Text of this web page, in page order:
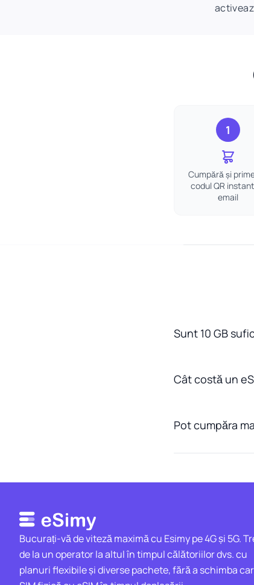
1
Cumpără și
codul QR
email
Sunt 10 GB
Cât costă un
Pot cumpăra
Bucurați-vă de viteză maximă cu Esimy pe 4G și 5G.
de la un operator la altul în timpul călătoriilor dvs. cu
planuri flexibile și diverse pachete, fără a schimba